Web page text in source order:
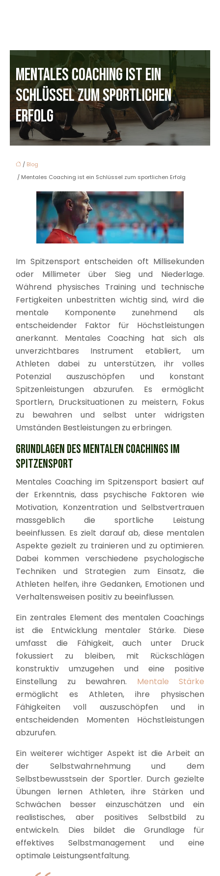
MENTALES COACHING IST EIN
SCHLÜSSEL ZUM SPORTLICHEN
ERFOLG
/ Blog
/ Mentales Coaching ist ein Schlüssel zum sportlichen Erfolg
Im Spitzensport entscheiden oft Millisekunden
oder Millimeter über Sieg und Niederlage.
Während physisches Training und technische
Fertigkeiten unbestritten wichtig sind, wird die
mentale Komponente zunehmend als
entscheidender Faktor für Höchstleistungen
anerkannt. Mentales Coaching hat sich als
unverzichtbares Instrument etabliert, um
Athleten dabei zu unterstützen, ihr volles
Potenzial auszuschöpfen und konstant
Spitzenleistungen abzurufen. Es ermöglicht
Sportlern, Drucksituationen zu meistern, Fokus
zu bewahren und selbst unter widrigsten
Umständen Bestleistungen zu erbringen.
GRUNDLAGEN DES MENTALEN COACHINGS IM
SPITZENSPORT
Mentales Coaching im Spitzensport basiert auf
der Erkenntnis, dass psychische Faktoren wie
Motivation, Konzentration und Selbstvertrauen
massgeblich die sportliche Leistung
beeinflussen. Es zielt darauf ab, diese mentalen
Aspekte gezielt zu trainieren und zu optimieren.
Dabei kommen verschiedene psychologische
Techniken und Strategien zum Einsatz, die
Athleten helfen, ihre Gedanken, Emotionen und
Verhaltensweisen positiv zu beeinflussen.
Ein zentrales Element des mentalen Coachings
ist die Entwicklung mentaler Stärke. Diese
umfasst die Fähigkeit, auch unter Druck
fokussiert zu bleiben, mit Rückschlägen
konstruktiv umzugehen und eine positive
Einstellung zu bewahren. Mentale Stärke
ermöglicht es Athleten, ihre physischen
Fähigkeiten voll auszuschöpfen und in
entscheidenden Momenten Höchstleistungen
abzurufen.
Ein weiterer wichtiger Aspekt ist die Arbeit an
der Selbstwahrnehmung und dem
Selbstbewusstsein der Sportler. Durch gezielte
Übungen lernen Athleten, ihre Stärken und
Schwächen besser einzuschätzen und ein
realistisches, aber positives Selbstbild zu
entwickeln. Dies bildet die Grundlage für
effektives Selbstmanagement und eine
optimale Leistungsentfaltung.